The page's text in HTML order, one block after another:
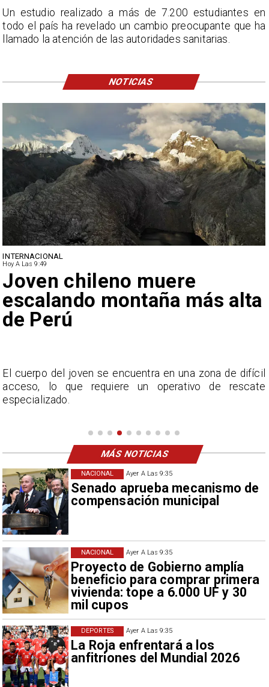
Ayer A Las 9:35
Senado aprueba mecanismo de
compensación municipal
NACIONAL
Ayer A Las 9:35
Proyecto de Gobierno amplía
beneficio para comprar primera
vivienda: tope a 6.000 UF y 30
mil cupos
NACIONAL
Ayer A Las 9:35
La Roja enfrentará a los
anfitriones del Mundial 2026
DEPORTES
INTERNACIONAL
Hoy A Las 9:49
Joven chileno muere
escalando montaña más alta
de Perú
El cuerpo del joven se encuentra en una zona de difícil
acceso, lo que requiere un operativo de rescate
especializado.
Un estudio realizado a más de 7.200 estudiantes en
todo el país ha revelado un cambio preocupante que ha
llamado la atención de las autoridades sanitarias.
NOTICIAS
MÁS NOTICIAS